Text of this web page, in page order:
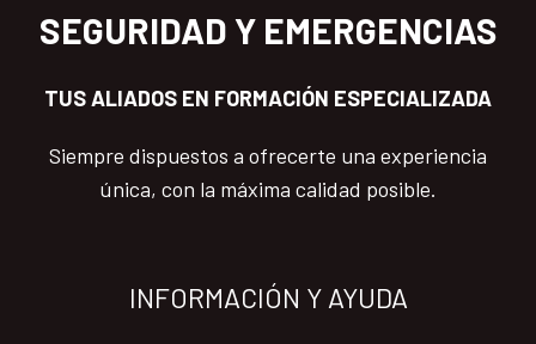
SEGURIDAD Y EMERGENCIAS
TUS ALIADOS EN FORMACIÓN ESPECIALIZADA
Siempre dispuestos a ofrecerte una experiencia
única, con la máxima calidad posible.
INFORMACIÓN Y AYUDA